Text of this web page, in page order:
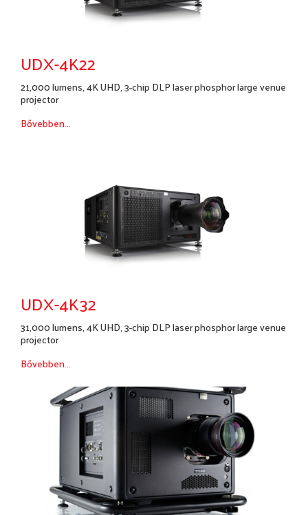
UDX-4K22
21,000 lumens, 4K UHD, 3-chip DLP laser phosphor large venue
projector
Bővebben...
UDX-4K32
31,000 lumens, 4K UHD, 3-chip DLP laser phosphor large venue
projector
Bővebben...